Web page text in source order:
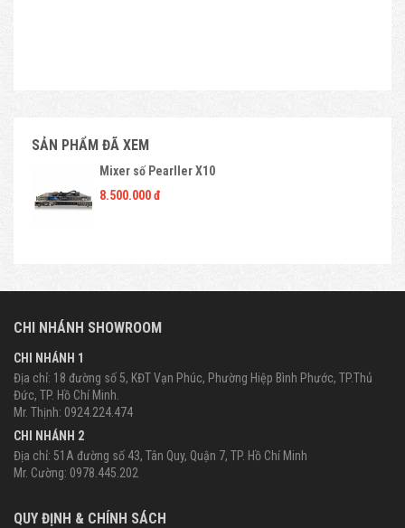
SẢN PHẨM ĐÃ XEM
Mixer số Pearller X10
8.500.000 đ
CHI NHÁNH SHOWROOM
CHI NHÁNH 1
Địa chỉ: 18 đường số 5, KĐT Vạn Phúc, Phường Hiệp Bình Phước, TP.Thủ
Đức, TP. Hồ Chí Minh.
Mr. Thịnh: 0924.224.474
CHI NHÁNH 2
Địa chỉ: 51A đường số 43, Tân Quy, Quận 7, TP. Hồ Chí Minh
Mr. Cường: 0978.445.202
QUY ĐỊNH & CHÍNH SÁCH